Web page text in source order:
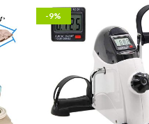
-9%